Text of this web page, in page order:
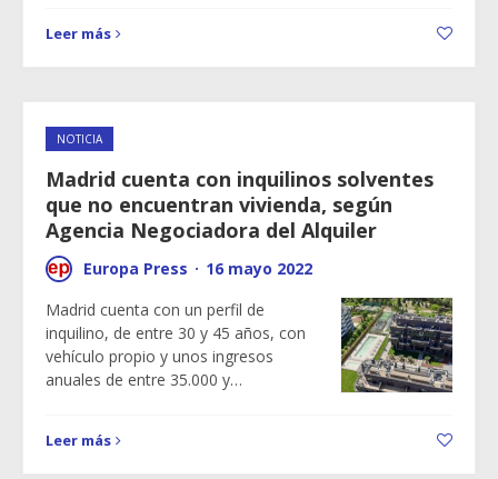
Leer más
NOTICIA
Madrid cuenta con inquilinos solventes
que no encuentran vivienda, según
Agencia Negociadora del Alquiler
Europa Press · 16 mayo 2022
Madrid cuenta con un perfil de
inquilino, de entre 30 y 45 años, con
vehículo propio y unos ingresos
anuales de entre 35.000 y…
Leer más